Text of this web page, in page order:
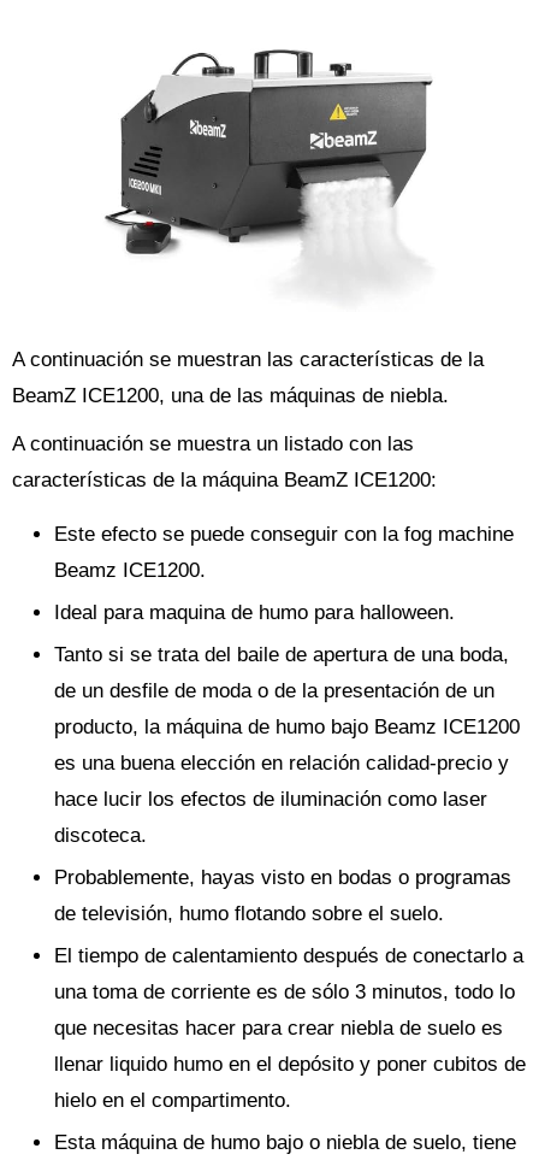
A continuación se muestran las características de la
BeamZ ICE1200, una de las máquinas de niebla.
A continuación se muestra un listado con las
características de la máquina BeamZ ICE1200:
Este efecto se puede conseguir con la fog machine
Beamz ICE1200.
Ideal para maquina de humo para halloween.
Tanto si se trata del baile de apertura de una boda,
de un desfile de moda o de la presentación de un
producto, la máquina de humo bajo Beamz ICE1200
es una buena elección en relación calidad-precio y
hace lucir los efectos de iluminación como laser
discoteca.
Probablemente, hayas visto en bodas o programas
de televisión, humo flotando sobre el suelo.
El tiempo de calentamiento después de conectarlo a
una toma de corriente es de sólo 3 minutos, todo lo
que necesitas hacer para crear niebla de suelo es
llenar liquido humo en el depósito y poner cubitos de
hielo en el compartimento.
Esta máquina de humo bajo o niebla de suelo, tiene